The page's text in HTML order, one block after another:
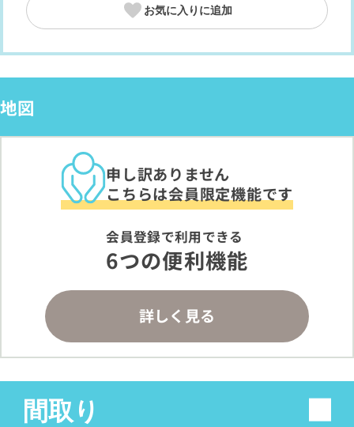
お気に入りに追加
地図
申し訳ありません
こちらは会員限定機能です
会員登録で利用できる
6つの便利機能
詳しく見る
間取り